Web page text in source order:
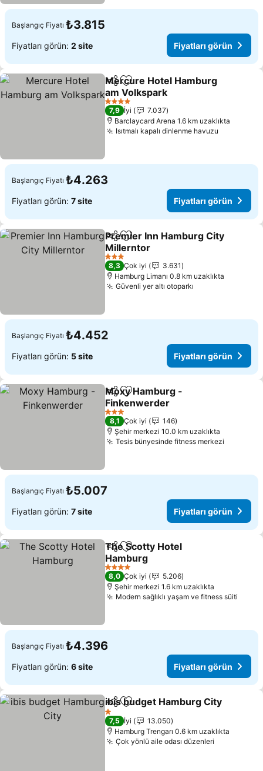
Başlangıç Fiyatı ₺3.815
Fiyatları görün: 2 site Fiyatları görün
PaylaşFavorilerime ekle
Mercure Hotel Hamburg
am Volkspark
4 Yıldız
7,9 İyi
7.037
Barclaycard Arena 1.6 km uzaklıkta
Isıtmalı kapalı dinlenme havuzu
Başlangıç Fiyatı ₺4.263
Fiyatları görün: 7 site Fiyatları görün
PaylaşFavorilerime ekle
Premier Inn Hamburg City
Millerntor
3 Yıldız
8,3 Çok iyi
3.631
Hamburg Limanı 0.8 km uzaklıkta
Güvenli yer altı otoparkı
Başlangıç Fiyatı ₺4.452
Fiyatları görün: 5 site Fiyatları görün
PaylaşFavorilerime ekle
Moxy Hamburg -
Finkenwerder
3 Yıldız
8,1 Çok iyi
146
Şehir merkezi 10.0 km uzaklıkta
Tesis bünyesinde fitness merkezi
Başlangıç Fiyatı ₺5.007
Fiyatları görün: 7 site Fiyatları görün
PaylaşFavorilerime ekle
The Scotty Hotel
Hamburg
4 Yıldız
8,0 Çok iyi
5.206
Şehir merkezi 1.6 km uzaklıkta
Modern sağlıklı yaşam ve fitness süiti
Başlangıç Fiyatı ₺4.396
Fiyatları görün: 6 site Fiyatları görün
PaylaşFavorilerime ekle
ibis budget Hamburg City
1 Yıldız
7,5 İyi
13.050
Hamburg Trengarı 0.6 km uzaklıkta
Çok yönlü aile odası düzenleri